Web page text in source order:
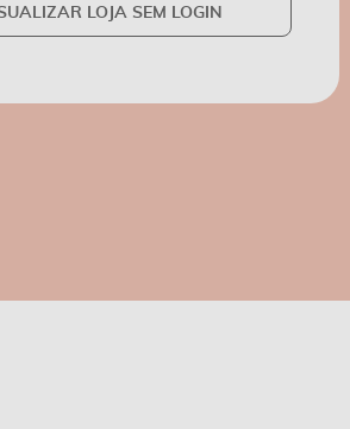
LOJA SEM LOGIN